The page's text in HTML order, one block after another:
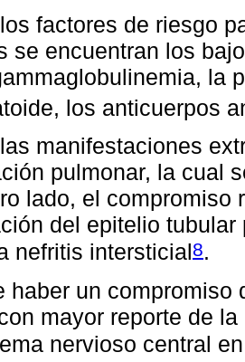
factores de riesgo
se encuentran los
la
los anticuerpos
manifestaciones
pulmonar, la cual
lado, el compromiso
del epitelio
nefritis intersticial8.
haber un
mayor reporte de
nervioso central